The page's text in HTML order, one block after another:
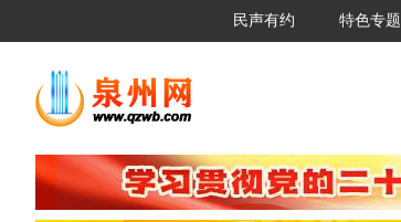
民声有约 特色专题